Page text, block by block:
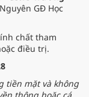
GĐ Học
chất tham
điều trị.
tiền mặt và không